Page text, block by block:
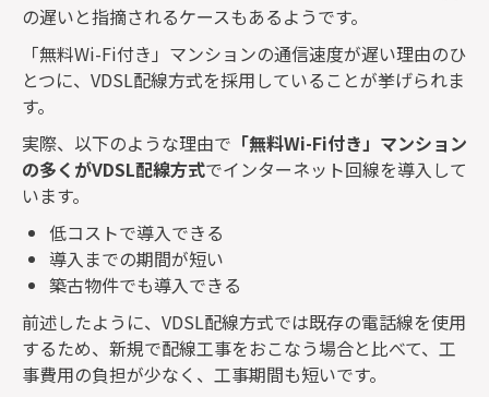
の遅いと指摘されるケースもあるようです。
「無料Wi-Fi付き」マンションの通信速度が遅い理由のひ
とつに、 VDSL配線方式を採用していることが挙げられま
す。
実際、以下のような理由で 「無料Wi-Fi付き」マンション
の多くがVDSL配線方式でインターネット回線を導入して
います。
低コストで導入できる
導入までの期間が短い
築古物件でも導入できる
前述したように、 VDSL配線方式では既存の電話線を使用
するため、新規で配線工事をおこなう場合と比べて、工
事費用の負担が少なく、工事期間も短いです。